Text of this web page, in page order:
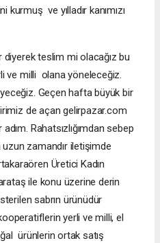
ve yılladır kanımızı
teslim mi olacağız bu
ve milli olana yöneleceğiz.
Geçen hafta büyük bir
de açan gelirpazar.com
Rahatsızlığımdan sebep
uzun zamandır iletişimde
Üretici Kadın
ile konu üzerine derin
sabrın ürünüdür
yerli ve milli, el
ürünlerin ortak satış